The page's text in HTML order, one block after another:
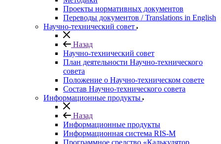
Проекты нормативных документов
Переводы документов / Translations in English
Научно-технический совет
Назад
Научно-технический совет
План деятельности Научно-технического
совета
Положение о Научно-техническом совете
Состав Научно-технического совета
Информационные продукты
Назад
Информационные продукты
Информационная система RIS-M
Программное средство «Калькулятор